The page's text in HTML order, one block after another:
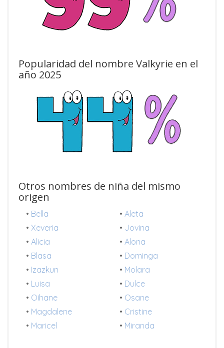
Popularidad del nombre Valkyrie en el
año 2025
Otros nombres de niña del mismo
origen
• Bella • Aleta
• Xeveria • Jovina
• Alicia • Alona
• Blasa • Dominga
• Izazkun • Molara
• Luisa • Dulce
• Oihane • Osane
• Magdalene • Cristine
• Maricel • Miranda